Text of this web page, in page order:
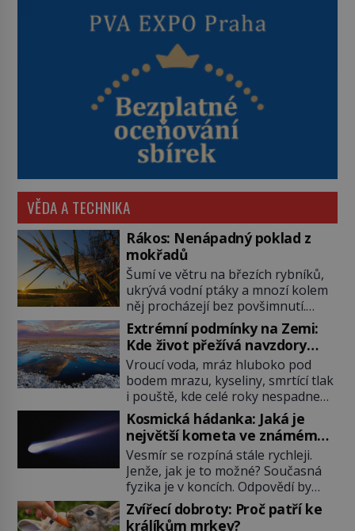
VĚDA A TECHNIKA
Rákos: Nenápadný poklad z
mokřadů
Šumí ve větru na březích rybníků,
ukrývá vodní ptáky a mnozí kolem
něj procházejí bez povšimnutí.
Přesto právě rákos pomáhal stavět
domy, vyrábět lodě, zapisovat první
texty a inspiroval řadu pověstí.
Tato skromná, ale užitečná
rostlina provází člověka už tisíce
let. Většina lidí vnímá rákos jen jako
obyčejnou kulisu letního koupání.
Stačí se však podívat […]
Extrémní podmínky na Zemi:
Kde život přežívá navzdory
všemu
Vroucí voda, mráz hluboko pod
bodem mrazu, kyseliny, smrtící tlak
i pouště, kde celé roky nespadne
jediná kapka deště. Na první
pohled místa, kde nemůže
existovat vůbec nic. Přesto právě
tady vědci objevují organismy,
které posouvají hranice života.
Každý nový nález mění naše
představy o tom, co všechno
dokáže příroda a napovídá, kde
Kosmická hádanka: Jaká je
největší kometa ve známém
vesmíru?
Vesmír se rozpíná stále rychleji.
Jenže, jak je to možné? Současná
fyzika je v koncích. Odpovědí by
mohla být hypotetická temná
energie. Právě na tu se zaměří
Zvířecí dobroty: Proč patří ke
králíkům mrkev?